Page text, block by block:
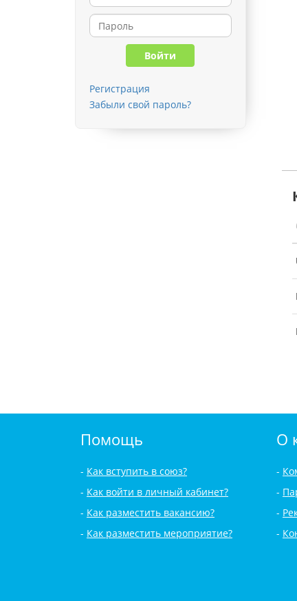
Регистрация
Забыли свой пароль?
Помощь
Как вступить в союз?
Как войти в личный кабинет?
Как разместить вакансию?
Как разместить мероприятие?
О